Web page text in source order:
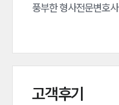
풍부한 형사전문변호사
고객후기